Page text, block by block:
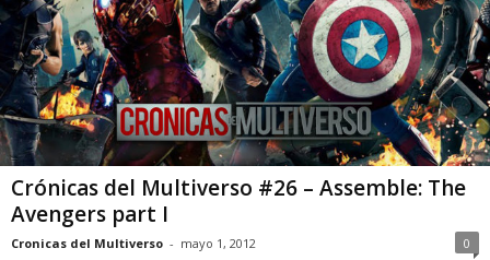
Crónicas del Multiverso #26 – Assemble: The
Avengers part I
Cronicas del Multiverso - mayo 1, 2012 0